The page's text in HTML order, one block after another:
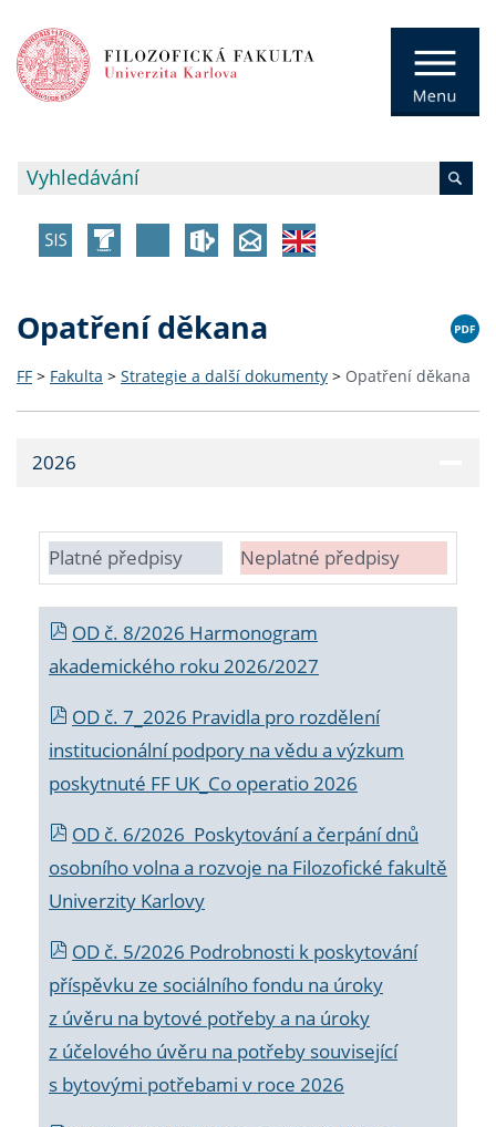
Opatření děkana
FF > Fakulta > Strategie a další dokumenty > Opatření děkana
2026
Platné předpisy Neplatné předpisy
OD č. 8/2026 Harmonogram
akademického roku 2026/2027
OD č. 7_2026 Pravidla pro rozdělení
institucionální podpory na vědu a výzkum
poskytnuté FF UK_Co operatio 2026
OD č. 6/2026 Poskytování a čerpání dnů
osobního volna a rozvoje na Filozofické fakultě
Univerzity Karlovy
OD č. 5/2026 Podrobnosti k poskytování
příspěvku ze sociálního fondu na úroky
z úvěru na bytové potřeby a na úroky
z účelového úvěru na potřeby související
s bytovými potřebami v roce 2026